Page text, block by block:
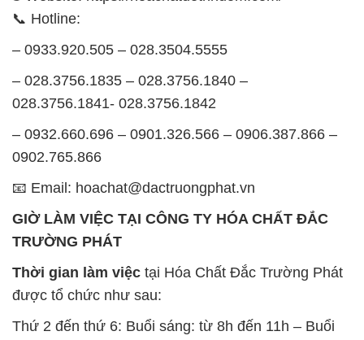
Thứ 2 đến thứ 6: Buổi sáng: từ 8h đến 11h – Buổi
chiều: từ 12h30 đến 17h
Thứ 7: Buổi sáng: từ 8h đến 11h – Buổi chiều: từ
12h30 đến 16h
Chủ nhật: Nghỉ chủ nhật hàng tuần
Chúng tôi rất trân trọng thời gian và cam kết tuân
thủ giờ làm việc để đảm bảo sự hỗ trợ tốt nhất cho
khách hàng và đảm bảo hiệu suất công việc cao
nhất của nhân viên.
BẢN ĐỒ MAP TẠI CÔNG TY HÓA CHẤT ĐẮC
TRƯỜNG PHÁT
ĐỊA CHỈ: 1229C Quốc lộ 1A, Phường Bình Trị